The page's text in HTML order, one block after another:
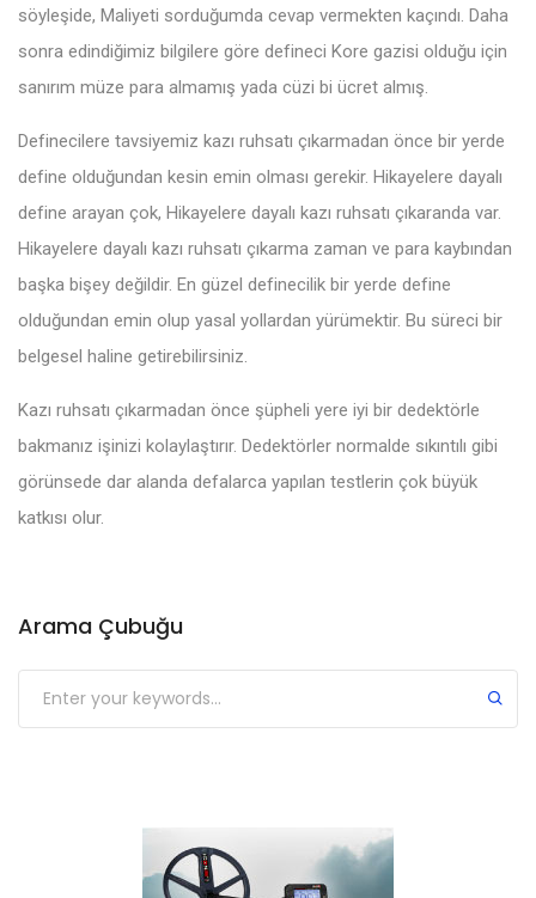
söyleşide, Maliyeti sorduğumda cevap vermekten kaçındı. Daha
sonra edindiğimiz bilgilere göre defineci Kore gazisi olduğu için
sanırım müze para almamış yada cüzi bi ücret almış.
Definecilere tavsiyemiz kazı ruhsatı çıkarmadan önce bir yerde
define olduğundan kesin emin olması gerekir. Hikayelere dayalı
define arayan çok, Hikayelere dayalı kazı ruhsatı çıkaranda var.
Hikayelere dayalı kazı ruhsatı çıkarma zaman ve para kaybından
başka bişey değildir. En güzel definecilik bir yerde define
olduğundan emin olup yasal yollardan yürümektir. Bu süreci bir
belgesel haline getirebilirsiniz.
Kazı ruhsatı çıkarmadan önce şüpheli yere iyi bir dedektörle
bakmanız işinizi kolaylaştırır. Dedektörler normalde sıkıntılı gibi
görünsede dar alanda defalarca yapılan testlerin çok büyük
katkısı olur.
Arama Çubuğu